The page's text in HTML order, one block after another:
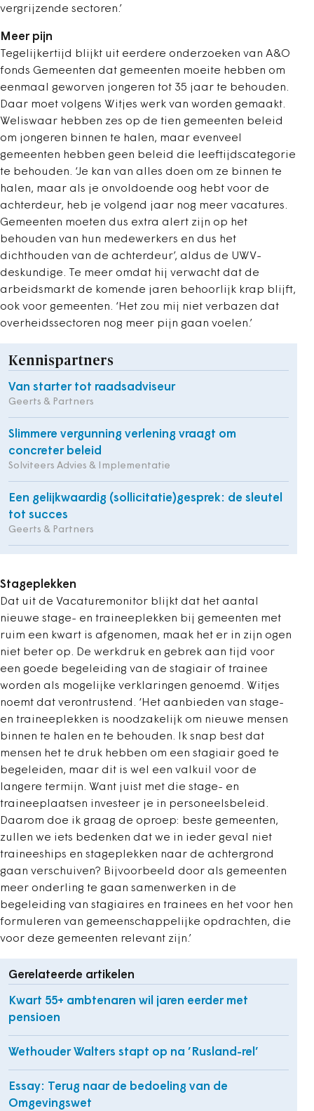
vergrijzende sectoren.’
Meer pijn
Tegelijkertijd blijkt uit eerdere onderzoeken van A&O
fonds Gemeenten dat gemeenten moeite hebben om
eenmaal geworven jongeren tot 35 jaar te behouden.
Daar moet volgens Witjes werk van worden gemaakt.
Weliswaar hebben zes op de tien gemeenten beleid
om jongeren binnen te halen, maar evenveel
gemeenten hebben geen beleid die leeftijdscategorie
te behouden. ‘Je kan van alles doen om ze binnen te
halen, maar als je onvoldoende oog hebt voor de
achterdeur, heb je volgend jaar nog meer vacatures.
Gemeenten moeten dus extra alert zijn op het
behouden van hun medewerkers en dus het
dichthouden van de achterdeur’, aldus de UWV-
deskundige. Te meer omdat hij verwacht dat de
arbeidsmarkt de komende jaren behoorlijk krap blijft,
ook voor gemeenten. ‘Het zou mij niet verbazen dat
overheidssectoren nog meer pijn gaan voelen.’
Kennispartners
Van starter tot raadsadviseur
Geerts & Partners
Slimmere vergunning verlening vraagt om
concreter beleid
Solviteers Advies & Implementatie
Een gelijkwaardig (sollicitatie)gesprek: de sleutel
tot succes
Geerts & Partners
Stageplekken
Dat uit de Vacaturemonitor blijkt dat het aantal
nieuwe stage- en traineeplekken bij gemeenten met
ruim een kwart is afgenomen, maak het er in zijn ogen
niet beter op. De werkdruk en gebrek aan tijd voor
een goede begeleiding van de stagiair of trainee
worden als mogelijke verklaringen genoemd. Witjes
noemt dat verontrustend. ‘Het aanbieden van stage-
en traineeplekken is noodzakelijk om nieuwe mensen
binnen te halen en te behouden. Ik snap best dat
mensen het te druk hebben om een stagiair goed te
begeleiden, maar dit is wel een valkuil voor de
langere termijn. Want juist met die stage- en
traineeplaatsen investeer je in personeelsbeleid.
Daarom doe ik graag de oproep: beste gemeenten,
zullen we iets bedenken dat we in ieder geval niet
traineeships en stageplekken naar de achtergrond
gaan verschuiven? Bijvoorbeeld door als gemeenten
meer onderling te gaan samenwerken in de
begeleiding van stagiaires en trainees en het voor hen
formuleren van gemeenschappelijke opdrachten, die
voor deze gemeenten relevant zijn.’
Gerelateerde artikelen
Kwart 55+ ambtenaren wil jaren eerder met
pensioen
Wethouder Walters stapt op na ’Rusland-rel’
Essay: Terug naar de bedoeling van de
Omgevingswet